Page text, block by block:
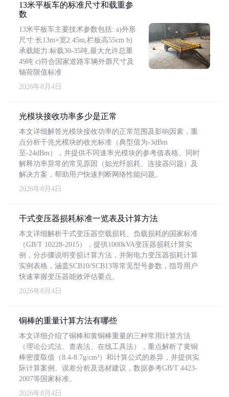
13米平板车的标准尺寸和载重参
数
13米平板车主要技术参数包括: a)外形
尺寸:长13m×宽2.45m,栏板高55cm b)
承载能力:标载30-35吨,最大允许总重
49吨 c)符合国家道路车辆外廓尺寸及
轴荷限值标准
2026年8月4日
光模块接收功率多少是正常
本文详细解答光模块接收功率的正常范围及影响因素，重
点分析千兆光模块的收光标准（典型值为-3dBm
至-24dBm），并提供不同速率光模块的参考值表格。同时
解释功率异常的常见原因（如光纤损耗、连接器问题）及
解决方案，帮助用户快速判断网络性能问题。
2026年8月4日
干式变压器损耗标准一览表及计算方法
本文详细解析干式变压器空载损耗、负载损耗的国家标准
（GB/T 10228-2015），提供1000kVA变压器损耗计算实
例，分步骤说明变损计算方法，并附电力变压器损耗计算
实例表格，涵盖SCB10/SCB13等常见型号参数，指导用户
快速掌握变压器能效评估要点。
2026年8月4日
铜棒的重量计算方法有哪些
本文详细介绍了铜棒和黄铜棒重量的三种常用计算方法
（理论公式法、查表法、在线工具法），重点解析了黄铜
棒密度取值（8.4-8.7g/cm³）和计算公式的差异，并提供实
际计算案例、误差分析及选材建议，数据参考GB/T 4423-
2007等国家标准。
2026年8月4日